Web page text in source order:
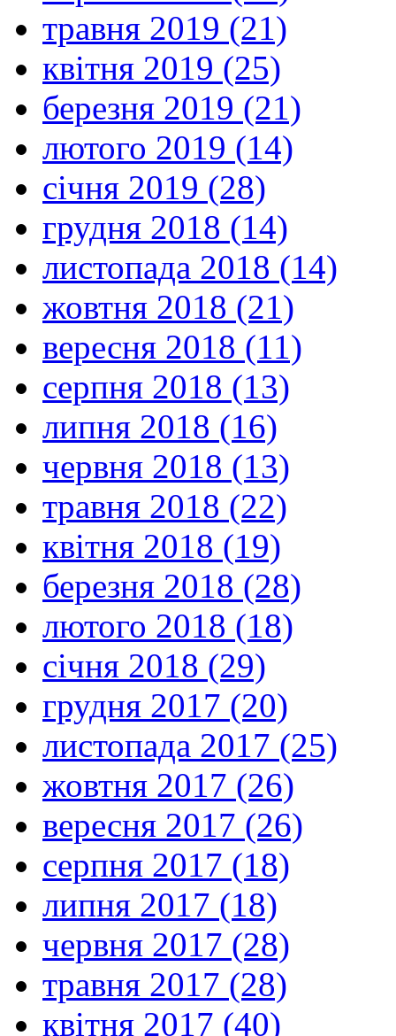
травня 2019 (21)
квітня 2019 (25)
березня 2019 (21)
лютого 2019 (14)
січня 2019 (28)
грудня 2018 (14)
листопада 2018 (14)
жовтня 2018 (21)
вересня 2018 (11)
серпня 2018 (13)
липня 2018 (16)
червня 2018 (13)
травня 2018 (22)
квітня 2018 (19)
березня 2018 (28)
лютого 2018 (18)
січня 2018 (29)
грудня 2017 (20)
листопада 2017 (25)
жовтня 2017 (26)
вересня 2017 (26)
серпня 2017 (18)
липня 2017 (18)
червня 2017 (28)
травня 2017 (28)
квітня 2017 (40)